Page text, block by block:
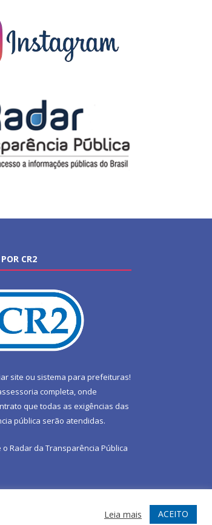
CR2
site ou sistema para prefeituras!
completa, onde
que todas as exigências das
pública serão atendidas.
o Radar da Transparência Pública
Acessar Webmail
Leia mais ACEITO